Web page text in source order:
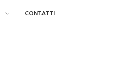
CONTATTI